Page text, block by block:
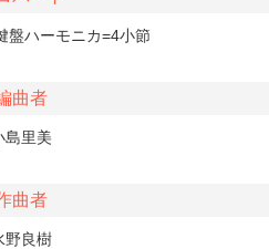
盤ハーモニカ=4小節
曲者
島里美
曲者
野良樹